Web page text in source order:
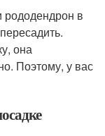
рододендрон в
она
Поэтому, у вас